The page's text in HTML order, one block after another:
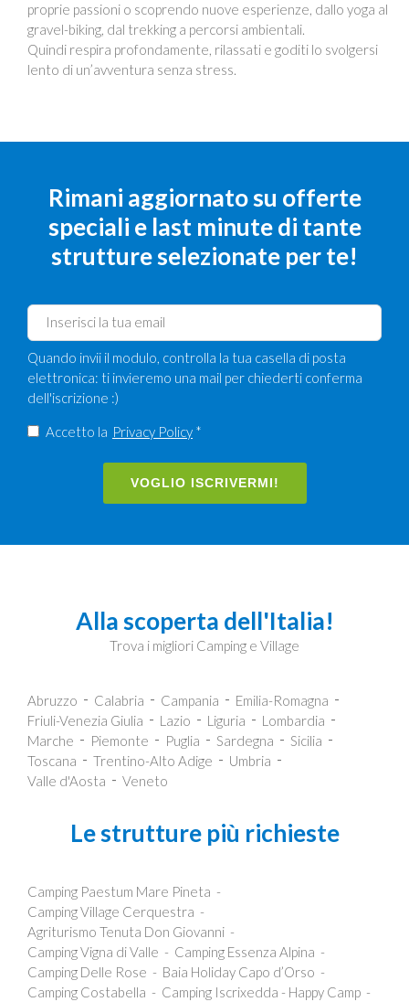
proprie passioni o scoprendo nuove esperienze, dallo yoga al
gravel-biking, dal trekking a percorsi ambientali.
Quindi respira profondamente, rilassati e goditi lo svolgersi
lento di un’avventura senza stress.
Rimani aggiornato su offerte
speciali e last minute di tante
strutture selezionate per te!
Quando invii il modulo, controlla la tua casella di posta
elettronica: ti invieremo una mail per chiederti conferma
dell'iscrizione :)
Accetto la Privacy Policy *
VOGLIO ISCRIVERMI!
Alla scoperta dell'Italia!
Trova i migliori Camping e Village
Abruzzo Calabria Campania
Emilia-Romagna
Friuli-Venezia Giulia
Lazio Liguria
Lombardia
Marche
Piemonte Puglia Sardegna
Sicilia
Toscana
Trentino-Alto Adige
Umbria
Valle d'Aosta
Veneto
Le strutture più richieste
Camping Paestum Mare Pineta
Camping Village Cerquestra
Agriturismo Tenuta Don Giovanni
Camping Vigna di Valle
Camping Essenza Alpina
Camping Delle Rose
Baia Holiday Capo d’Orso
Camping Costabella
Camping Iscrixedda - Happy Camp